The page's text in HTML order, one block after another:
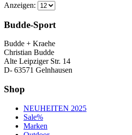
Anzeigen:
Budde-Sport
Budde + Kraehe
Christian Budde
Alte Leipziger Str. 14
D- 63571 Gelnhausen
Shop
NEUHEITEN 2025
Sale%
Marken